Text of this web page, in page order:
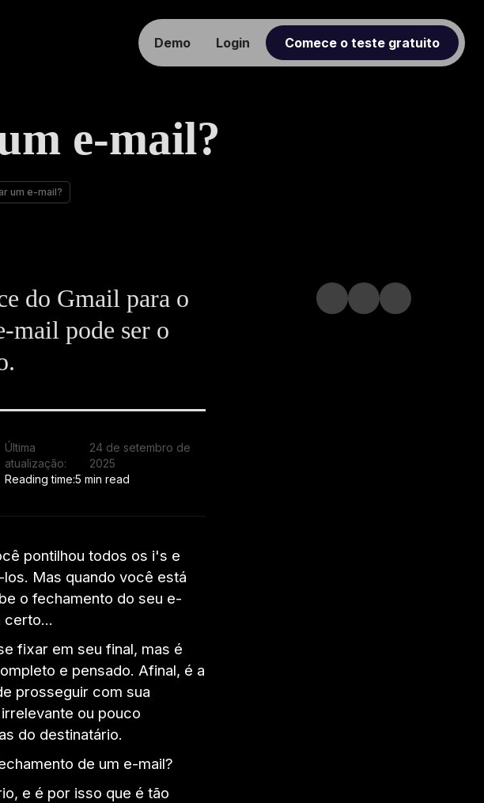
Demo Login Comece o teste gratuito
e-mail?
um e-mail?
do Gmail para o
mail pode ser o
Última
atualização:
24 de setembro de
2025
Reading time:5 min read
pontilhou todos os i's e
Mas quando você está
o fechamento do seu e-
certo...
fixar em seu final, mas é
e pensado. Afinal, é a
prosseguir com sua
ou pouco
do destinatário.
de um e-mail?
e é por isso que é tão